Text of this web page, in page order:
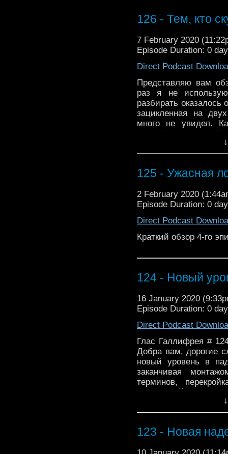
126 - Тем, кто
7 February 2020
Episode Duration: 0
Direct Podcast
Представляю вам
раз я не
разбирать оказалось
зацикленная на
много не увидел.
слушайте и
Теории | 18:43 -
125 - Ужасная
2 February 2020
Episode Duration: 0
Direct Podcast
Краткий обзор 4-го
124 - Новый
16 January 2020
Episode Duration: 0
Direct Podcast
Глас Галлифрея #
Добра вам, дорогие
новый уровень в
заканчивая
терминов,
волшебный
| 06:42 Лженаука
персонажами... |
19:20 Персонажи |
123 - Новая